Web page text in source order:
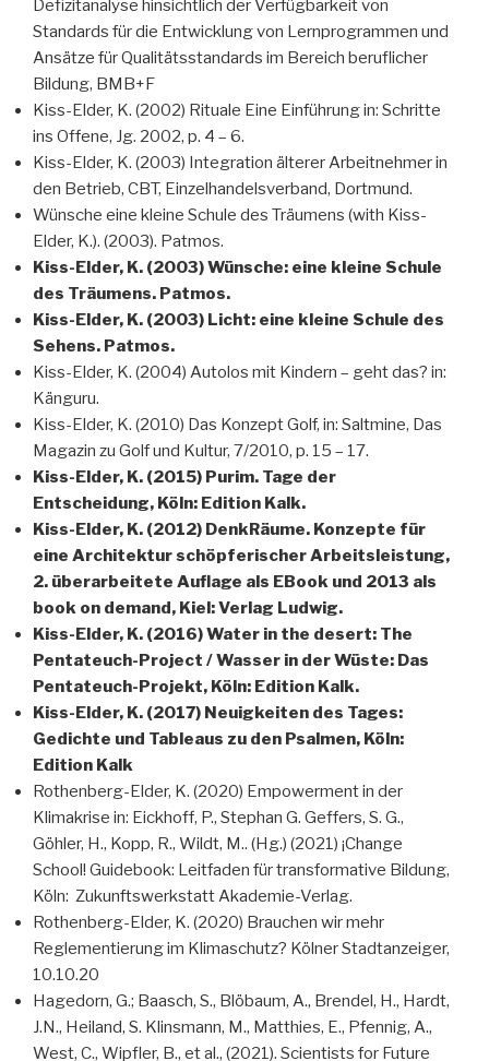
Defizitanalyse hinsichtlich der Verfügbarkeit von
Standards für die Entwicklung von Lernprogrammen und
Ansätze für Qualitätsstandards im Bereich beruflicher
Bildung, BMB+F
Kiss-Elder, K. (2002) Rituale Eine Einführung in: Schritte
ins Offene, Jg. 2002, p. 4 – 6.
Kiss-Elder, K. (2003) Integration älterer Arbeitnehmer in
den Betrieb, CBT, Einzelhandelsverband, Dortmund.
Wünsche eine kleine Schule des Träumens (with Kiss-
Elder, K.). (2003). Patmos.
Kiss-Elder, K. (2003) Wünsche: eine kleine Schule
des Träumens. Patmos.
Kiss-Elder, K. (2003) Licht: eine kleine Schule des
Sehens. Patmos.
Kiss-Elder, K. (2004) Autolos mit Kindern – geht das? in:
Känguru.
Kiss-Elder, K. (2010) Das Konzept Golf, in: Saltmine, Das
Magazin zu Golf und Kultur, 7/2010, p. 15 – 17.
Kiss-Elder, K. (2015) Purim. Tage der
Entscheidung, Köln: Edition Kalk.
Kiss-Elder, K. (2012) DenkRäume. Konzepte für
eine Architektur schöpferischer Arbeitsleistung,
2. überarbeitete Auflage als EBook und 2013 als
book on demand, Kiel: Verlag Ludwig.
Kiss-Elder, K. (2016) Water in the desert: The
Pentateuch-Project / Wasser in der Wüste: Das
Pentateuch-Projekt, Köln: Edition Kalk.
Kiss-Elder, K. (2017) Neuigkeiten des Tages:
Gedichte und Tableaus zu den Psalmen, Köln:
Edition Kalk
Rothenberg-Elder, K. (2020) Empowerment in der
Klimakrise in: Eickhoff, P., Stephan G. Geffers, S. G.,
Göhler, H., Kopp, R., Wildt, M.. (Hg.) (2021) ¡Change
School! Guidebook: Leitfaden für transformative Bildung,
Köln: Zukunftswerkstatt Akademie-Verlag.
Rothenberg-Elder, K. (2020) Brauchen wir mehr
Reglementierung im Klimaschutz? Kölner Stadtanzeiger,
10.10.20
Hagedorn, G.; Baasch, S., Blöbaum, A., Brendel, H., Hardt,
J.N., Heiland, S. Klins­mann, M., Matthies, E., Pfennig, A.,
West, C., Wipfler, B., et al., (2021). Scientists for Future